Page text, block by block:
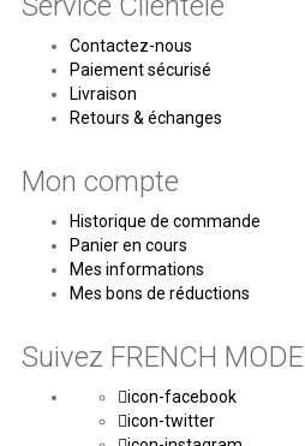
Contactez-nous
Paiement sécurisé
Livraison
Retours & échanges
Mon compte
Historique de commande
Panier en cours
Mes informations
Mes bons de réductions
Suivez FRENCH MODE
icon-facebook
icon-twitter